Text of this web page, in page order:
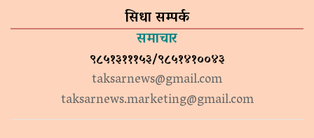
सिधा सम्पर्क
समाचार
९८५१३१११५३/९८५१४१००४३
taksarnews@gmail.com
taksarnews.marketing@gmail.com